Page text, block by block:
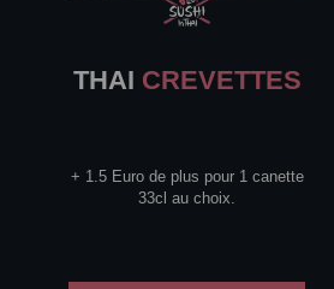
THAI CREVETTES
+ 1.5 Euro de plus pour 1 canette
33cl au choix.